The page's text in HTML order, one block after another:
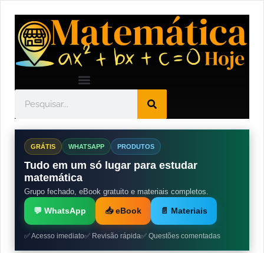
GRÁTIS WHATSAPP PRODUTOS
Tudo em um só lugar para estudar
matemática
Grupo fechado, eBook gratuito e materiais completos.
💬 WhatsApp 📥 eBook 📄 Materiais
✅ Acesso imediato✅ Revisão rápida✅ Questões comentadas